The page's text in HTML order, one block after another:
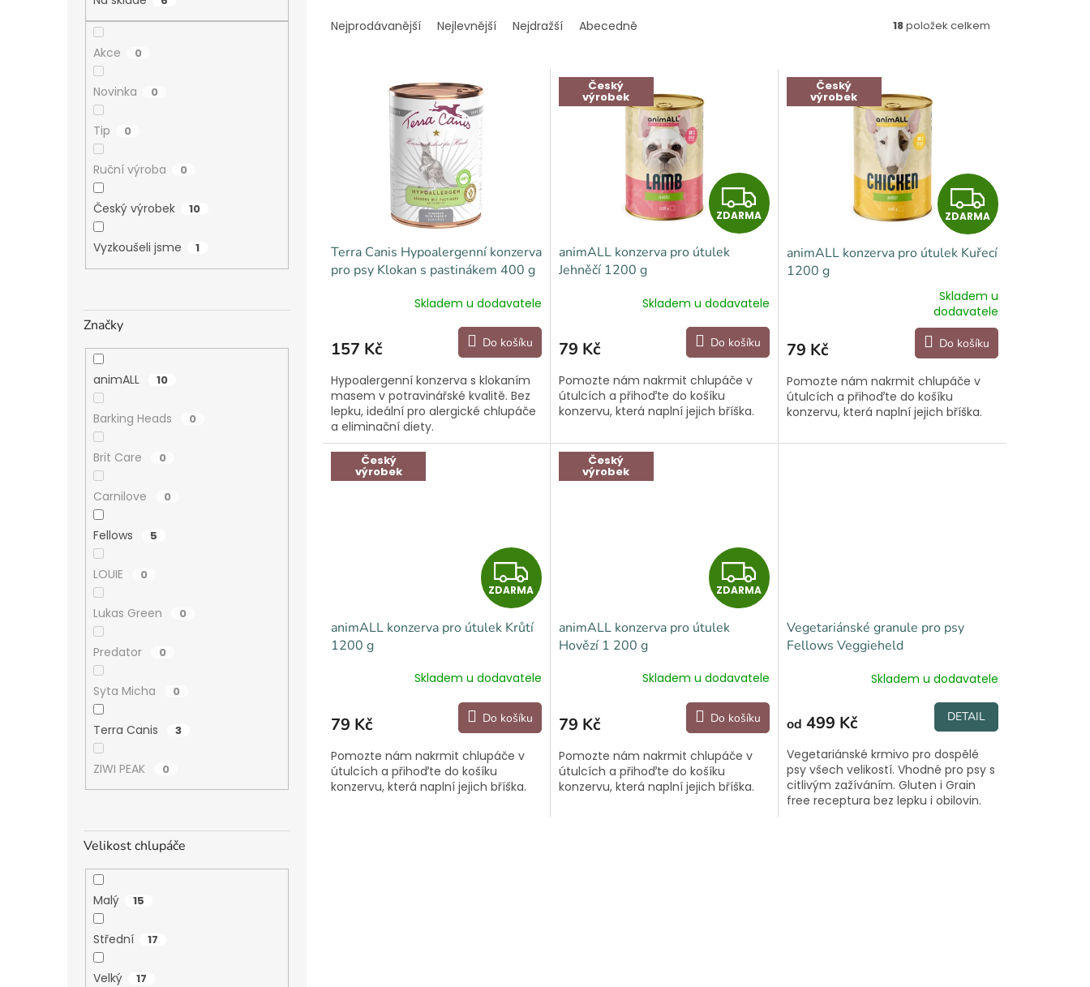
Akce 0
Novinka 0
Tip 0
Ruční výroba 0
Český výrobek 10
Vyzkoušeli jsme 1
Značky
animALL 10
Barking Heads 0
Brit Care 0
Carnilove 0
Fellows 5
LOUIE 0
Lukas Green 0
Predator 0
Syta Micha 0
Terra Canis 3
ZIWI PEAK 0
Velikost chlupáče
Malý 15
Střední 17
Velký 17
Nejprodávanější Nejlevnější Nejdražší Abecedně 18položek celkem
Terra Canis Hypoalergenní konzerva
pro psy Klokan s pastinákem 400 g
Skladem u dodavatele
157 Kč Do košíku
Hypoalergenní konzerva s klokaním
masem v potravinářské kvalitě. Bez
lepku, ideální pro alergické chlupáče
a eliminační diety.
Český
výrobek
Z
D
R
M
A
ZDARMA
animALL konzerva pro útulek
Jehněčí 1200 g
Skladem u dodavatele
79 Kč Do košíku
Pomozte nám nakrmit chlupáče v
útulcích a přihoďte do košíku
konzervu, která naplní jejich bříška.
Český
výrobek
Z
D
A
R
M
A
ZDARMA
animALL konzerva pro útulek Kuřecí
1200 g
je
z
5
hvězdiček.
Skladem u
dodavatele
79 Kč Do košíku
Pomozte nám nakrmit chlupáče v
útulcích a přihoďte do košíku
konzervu, která naplní jejich bříška.
Český
výrobek
Z
D
A
R
M
A
ZDARMA
animALL konzerva pro útulek Krůtí
1200 g
Skladem u dodavatele
79 Kč Do košíku
Pomozte nám nakrmit chlupáče v
útulcích a přihoďte do košíku
konzervu, která naplní jejich bříška.
Český
výrobek
Z
D
R
M
A
ZDARMA
animALL konzerva pro útulek
Hovězí 1 200 g
Skladem u dodavatele
79 Kč Do košíku
Pomozte nám nakrmit chlupáče v
útulcích a přihoďte do košíku
konzervu, která naplní jejich bříška.
Vegetariánské granule pro psy
Fellows Veggieheld
Skladem u dodavatele
od 499 Kč DETAIL
Vegetariánské krmivo pro dospělé
psy všech velikostí. Vhodné pro psy s
citlivým zažíváním. Gluten i Grain
free receptura bez lepku i obilovin.